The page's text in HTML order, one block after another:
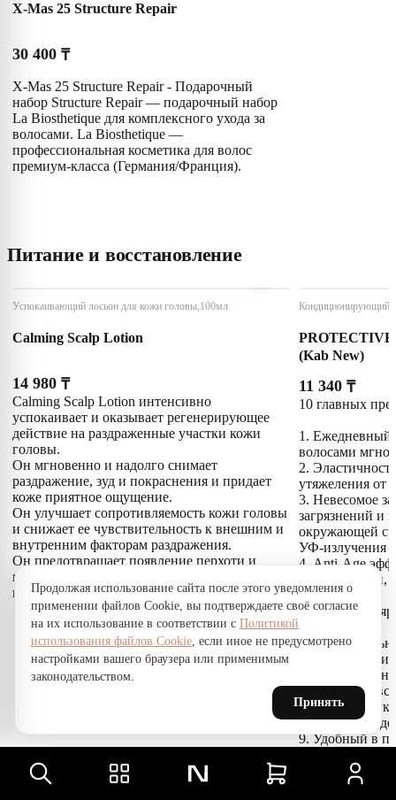
X-Mas 25 Structure Repair
30 400 ₸
X-Mas 25 Structure Repair - Подарочный
набор Structure Repair — подарочный набор
La Biosthetique для комплексного ухода за
волосами. La Biosthetique —
профессиональная косметика для волос
премиум-класса (Германия/Франция).
Питание и восстановление
Успокаивающий лосьон для кожи головы,100мл
Calming Scalp Lotion
14 980 ₸
Calming Scalp Lotion интенсивно
успокаивает и оказывает регенерирующее
действие на раздраженные участки кожи
головы.
Он мгновенно и надолго снимает
раздражение, зуд и покраснения и придает
коже приятное ощущение.
Он улучшает сопротивляемость кожи головы
и снижает ее чувствительность к внешним и
внутренним факторам раздражения.
Он предотвращает появление перхоти и
помогает нормализовать микрофлору кожи
головы.
Кондиционирующий
(Kab New)
11 340 ₸
10 главных
1. Ежедневный
волосами
2.
утяжеления от
3. Невесомое
загрязнений и
окружающей
УФ-излучения
4. Anti-Age
длине
5. Сохраняет
6.
7. Нет
протяжении
8. Волосы
объем, долго
9. Удобный в
10.
создателя
Продолжая использование сайта после этого уведомления о
применении файлов Cookie, вы подтверждаете своё согласие
на их использование в соответствии с Политикой
использования файлов Cookie, если иное не предусмотрено
настройками вашего браузера или применимым
законодательством.
Принять